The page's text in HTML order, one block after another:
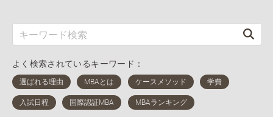
よく検索されているキーワード：